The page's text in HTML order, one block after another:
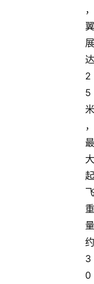
，
翼
展
达
2
5
米
，
最
大
起
飞
重
量
约
3
0